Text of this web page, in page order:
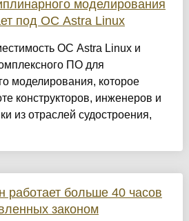
моделирования
под ОС Astra Linux
ОС Astra Linux и
ПО для
моделирования, которое
конструкторов, инженеров и
из отраслей судостроения,
работает больше 40 часов
законом